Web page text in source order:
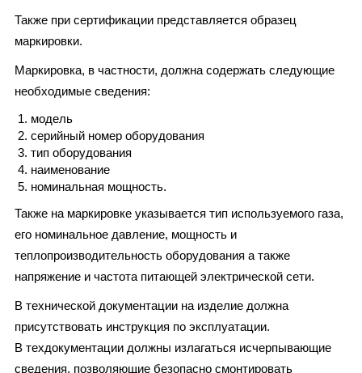
Также при сертификации представляется образец
маркировки.
Маркировка, в частности, должна содержать следующие
необходимые сведения:
модель
серийный номер оборудования
тип оборудования
наименование
номинальная мощность.
Также на маркировке указывается тип используемого газа,
его номинальное давление, мощность и
теплопроизводительность оборудования а также
напряжение и частота питающей электрической сети.
В технической документации на изделие должна
присутствовать инструкция по эксплуатации.
В техдокументации должны излагаться исчерпывающие
сведения, позволяющие безопасно смонтировать